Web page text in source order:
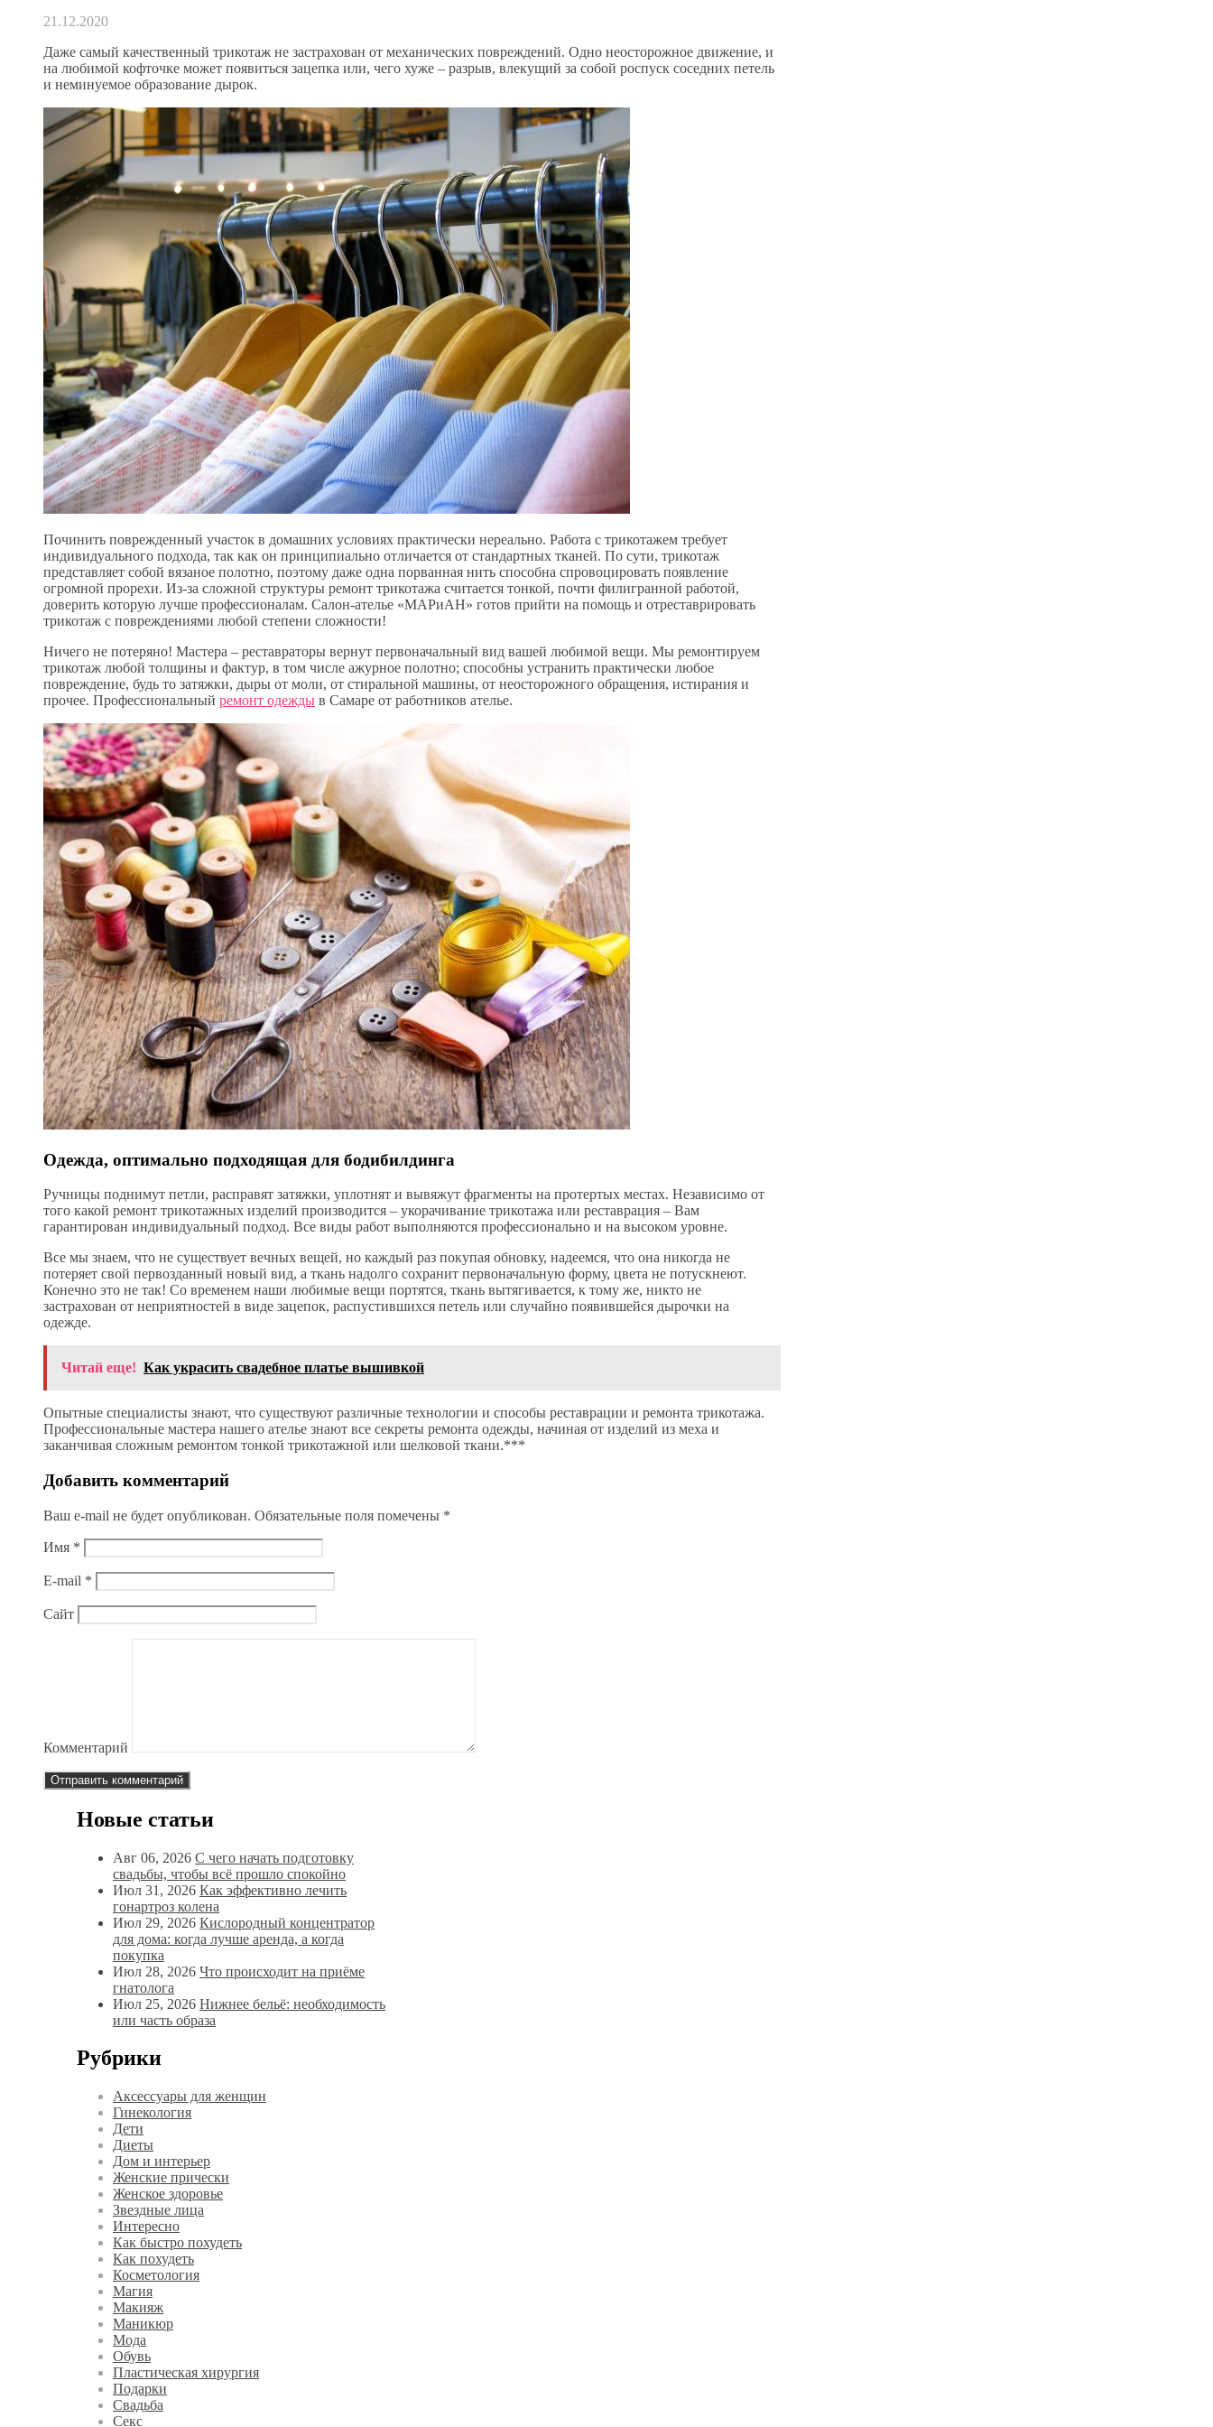
21.12.2020
Даже самый качественный трикотаж не застрахован от механических повреждений. Одно неосторожное движение, и
на любимой кофточке может появиться зацепка или, чего хуже – разрыв, влекущий за собой роспуск соседних петель
и неминуемое образование дырок.
Починить поврежденный участок в домашних условиях практически нереально. Работа с трикотажем требует
индивидуального подхода, так как он принципиально отличается от стандартных тканей. По сути, трикотаж
представляет собой вязаное полотно, поэтому даже одна порванная нить способна спровоцировать появление
огромной прорехи. Из-за сложной структуры ремонт трикотажа считается тонкой, почти филигранной работой,
доверить которую лучше профессионалам. Салон-ателье «МАРиАН» готов прийти на помощь и отреставрировать
трикотаж с повреждениями любой степени сложности!
Ничего не потеряно! Мастера – реставраторы вернут первоначальный вид вашей любимой вещи. Мы ремонтируем
трикотаж любой толщины и фактур, в том числе ажурное полотно; способны устранить практически любое
повреждение, будь то затяжки, дыры от моли, от стиральной машины, от неосторожного обращения, истирания и
прочее. Профессиональный ремонт одежды в Самаре от работников ателье.
Одежда, оптимально подходящая для бодибилдинга
Ручницы поднимут петли, расправят затяжки, уплотнят и вывяжут фрагменты на протертых местах. Независимо от
того какой ремонт трикотажных изделий производится – укорачивание трикотажа или реставрация – Вам
гарантирован индивидуальный подход. Все виды работ выполняются профессионально и на высоком уровне.
Все мы знаем, что не существует вечных вещей, но каждый раз покупая обновку, надеемся, что она никогда не
потеряет свой первозданный новый вид, а ткань надолго сохранит первоначальную форму, цвета не потускнеют.
Конечно это не так! Со временем наши любимые вещи портятся, ткань вытягивается, к тому же, никто не
застрахован от неприятностей в виде зацепок, распустившихся петель или случайно появившейся дырочки на
одежде.
Читай еще! Как украсить свадебное платье вышивкой
Опытные специалисты знают, что существуют различные технологии и способы реставрации и ремонта трикотажа.
Профессиональные мастера нашего ателье знают все секреты ремонта одежды, начиная от изделий из меха и
заканчивая сложным ремонтом тонкой трикотажной или шелковой ткани.***
Добавить комментарий
Ваш e-mail не будет опубликован. Обязательные поля помечены *
Имя *
E-mail *
Сайт
Комментарий
Новые статьи
Авг 06, 2026 С чего начать подготовку
свадьбы, чтобы всё прошло спокойно
Июл 31, 2026 Как эффективно лечить
гонартроз колена
Июл 29, 2026 Кислородный концентратор
для дома: когда лучше аренда, а когда
покупка
Июл 28, 2026 Что происходит на приёме
гнатолога
Июл 25, 2026 Нижнее бельё: необходимость
или часть образа
Рубрики
Аксессуары для женщин
Гинекология
Дети
Диеты
Дом и интерьер
Женские прически
Женское здоровье
Звездные лица
Интересно
Как быстро похудеть
Как похудеть
Косметология
Магия
Макияж
Маникюр
Мода
Обувь
Пластическая хирургия
Подарки
Свадьба
Секс